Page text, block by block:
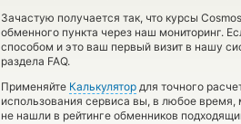
Зачастую получается так, что курсы Cosmos
обменного пункта через наш мониторинг.
способом и это ваш первый визит в нашу
раздела FAQ.
Применяйте Калькулятор для точного
использования сервиса вы, в любое время,
не нашли в рейтинге обменников